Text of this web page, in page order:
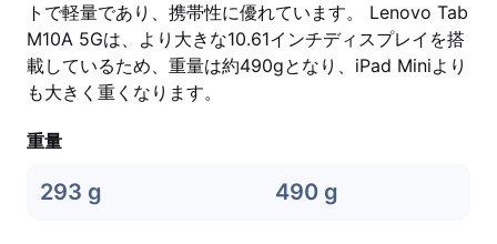
トで軽量であり、携帯性に優れています。 Lenovo Tab
M10A 5Gは、より大きな10.61インチディスプレイを搭
載しているため、重量は約490gとなり、iPad Miniより
も大きく重くなります。
重量
293 g 490 g